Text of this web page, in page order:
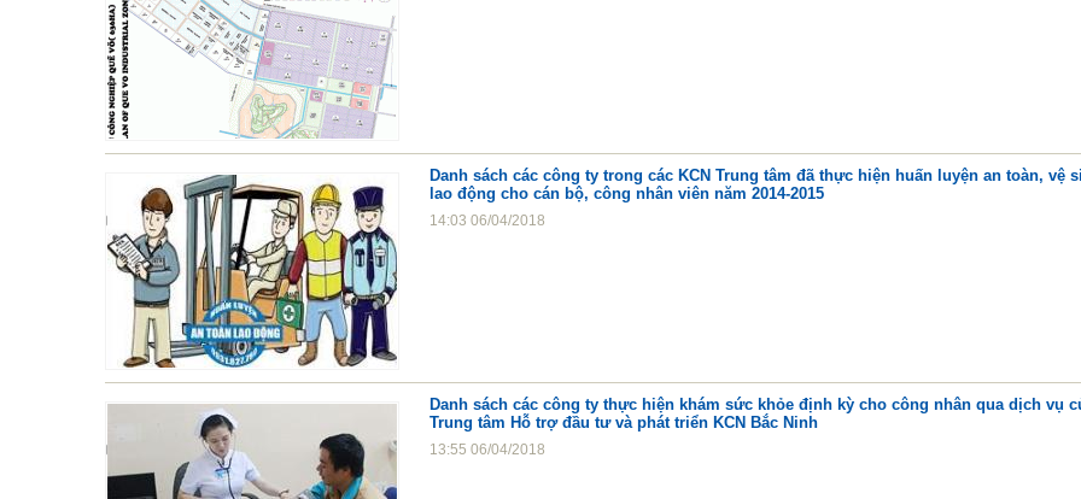
Danh sách các công ty trong các KCN Trung tâm đã thực hiện huấn luyện an toàn, vệ
lao động cho cán bộ, công nhân viên năm 2014-2015
14:03 06/04/2018
Danh sách các công ty thực hiện khám sức khỏe định kỳ cho công nhân qua dịch vụ
Trung tâm Hỗ trợ đầu tư và phát triển KCN Bắc Ninh
13:55 06/04/2018